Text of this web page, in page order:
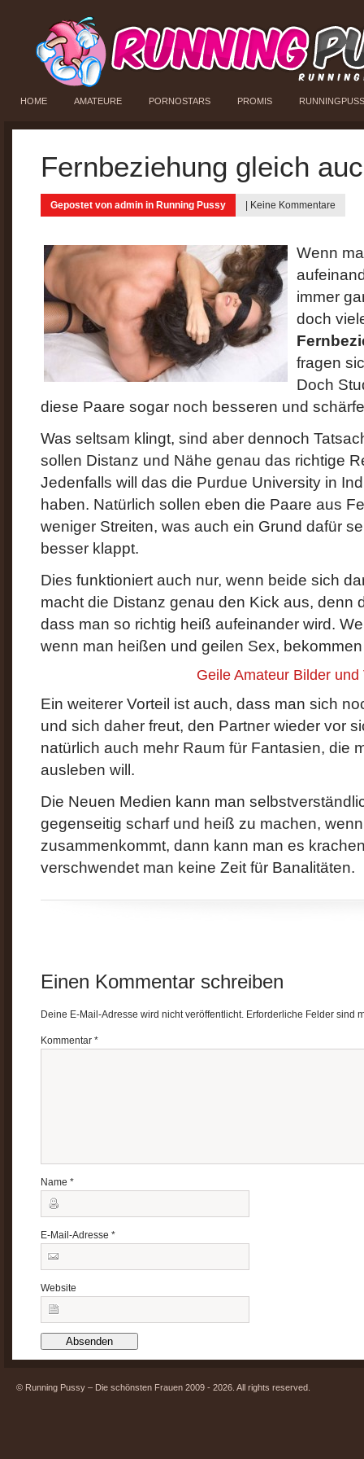
HOME AMATEURE PORNOSTARS PROMIS
Fernbeziehung gleich
Gepostet von admin in Running Pussy Keine Kommentare
Wenn
immer
doch
fragen
Doch
diese Paare sogar noch besseren und
Was seltsam klingt, sind aber dennoch
sollen Distanz und Nähe genau das richtige
Jedenfalls will das die Purdue University in
haben. Natürlich sollen eben die Paare aus
weniger Streiten, was auch ein Grund dafür
besser klappt.
Dies funktioniert auch nur, wenn beide sich
macht die Distanz genau den Kick aus, denn
dass man so richtig heiß aufeinander wird.
wenn man heißen und geilen Sex,
Geile Amateur Bilder und
Ein weiterer Vorteil ist auch, dass man sich
und sich daher freut, den Partner wieder vor
natürlich auch mehr Raum für Fantasien, die
ausleben will.
Die Neuen Medien kann man
gegenseitig scharf und heiß zu machen,
zusammenkommt, dann kann man es
verschwendet man keine Zeit für Banalitäten.
Einen Kommentar schreiben
Deine E-Mail-Adresse wird nicht veröffentlicht. Erforderliche Felder sind
Kommentar *
Name *
E-Mail-Adresse *
Website
© Running Pussy – Die schönsten Frauen 2009 - 2026. All rights reserved.